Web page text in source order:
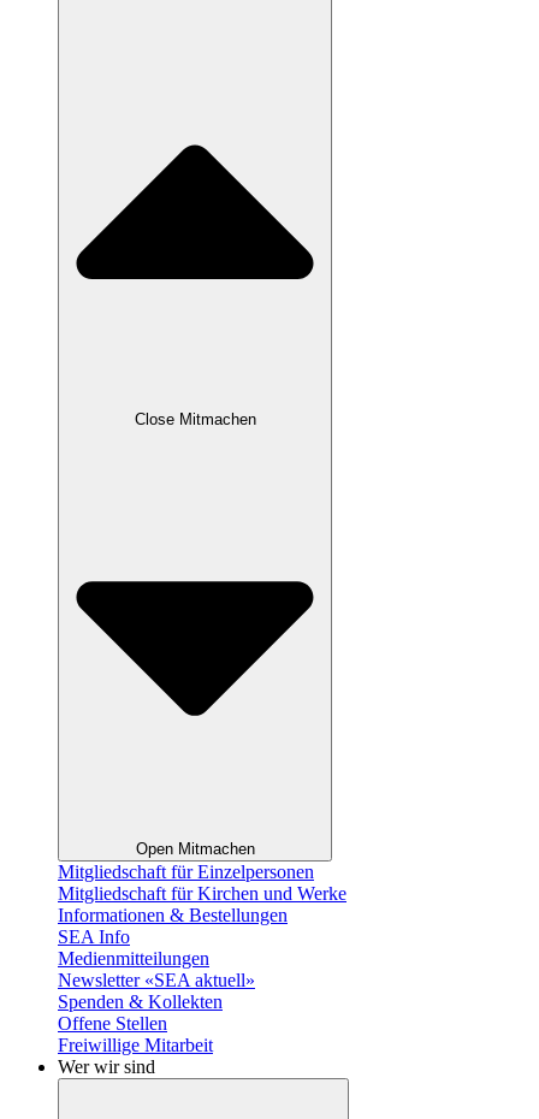
Close Mitmachen
Open Mitmachen
Mitgliedschaft für Einzelpersonen
Mitgliedschaft für Kirchen und Werke
Informationen & Bestellungen
SEA Info
Medienmitteilungen
Newsletter «SEA aktuell»
Spenden & Kollekten
Offene Stellen
Freiwillige Mitarbeit
Wer wir sind